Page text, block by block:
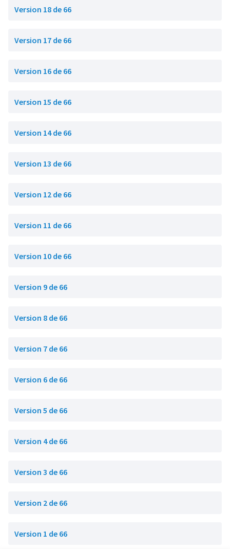
Version 18 de 66
Version 17 de 66
Version 16 de 66
Version 15 de 66
Version 14 de 66
Version 13 de 66
Version 12 de 66
Version 11 de 66
Version 10 de 66
Version 9 de 66
Version 8 de 66
Version 7 de 66
Version 6 de 66
Version 5 de 66
Version 4 de 66
Version 3 de 66
Version 2 de 66
Version 1 de 66